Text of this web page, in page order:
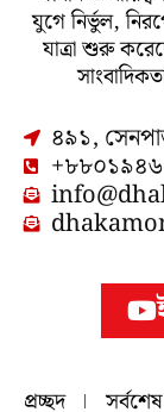
যুগে নির্ভুল,
যাত্রা শুরু
৪৯১,
প্রচ্ছদ